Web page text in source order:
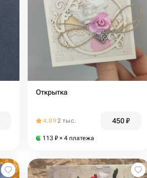
Открытка
4.892 тыс. 450₽
113 ₽ × 4 платежа